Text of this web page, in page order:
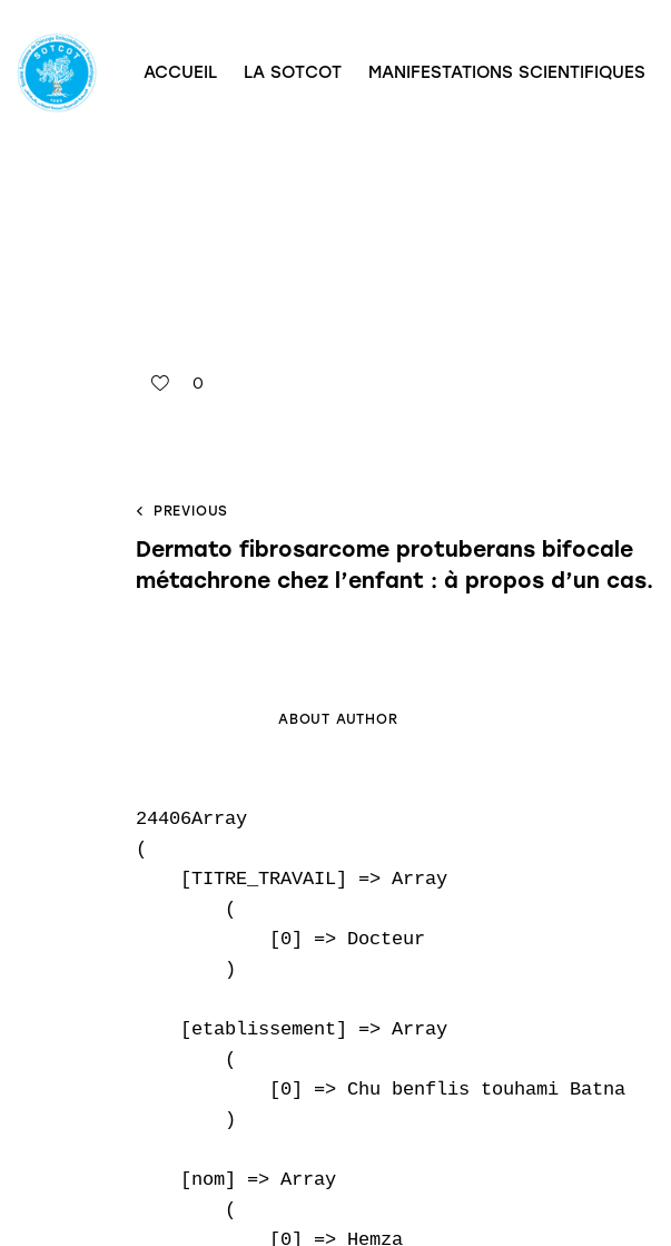
ACCUEIL LA SOTCOT MANIFESTATIONS SCIENTIFIQUES
0
PREVIOUS
Dermato fibrosarcome protuberans bifocale
métachrone chez l’enfant : à propos d’un cas.
ABOUT AUTHOR
24406Array
(
    [TITRE_TRAVAIL] => Array
        (
            [0] => Docteur
        )
    [etablissement] => Array
        (
            [0] => Chu benflis touhami Batna
        )
    [nom] => Array
        (
            [0] => Hemza